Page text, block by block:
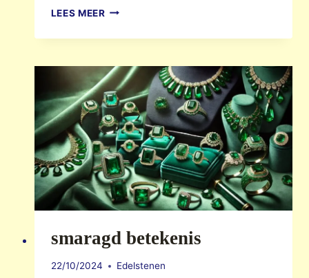
LEES MEERSMARAGD
smaragd betekenis
22/10/2024 Edelstenen